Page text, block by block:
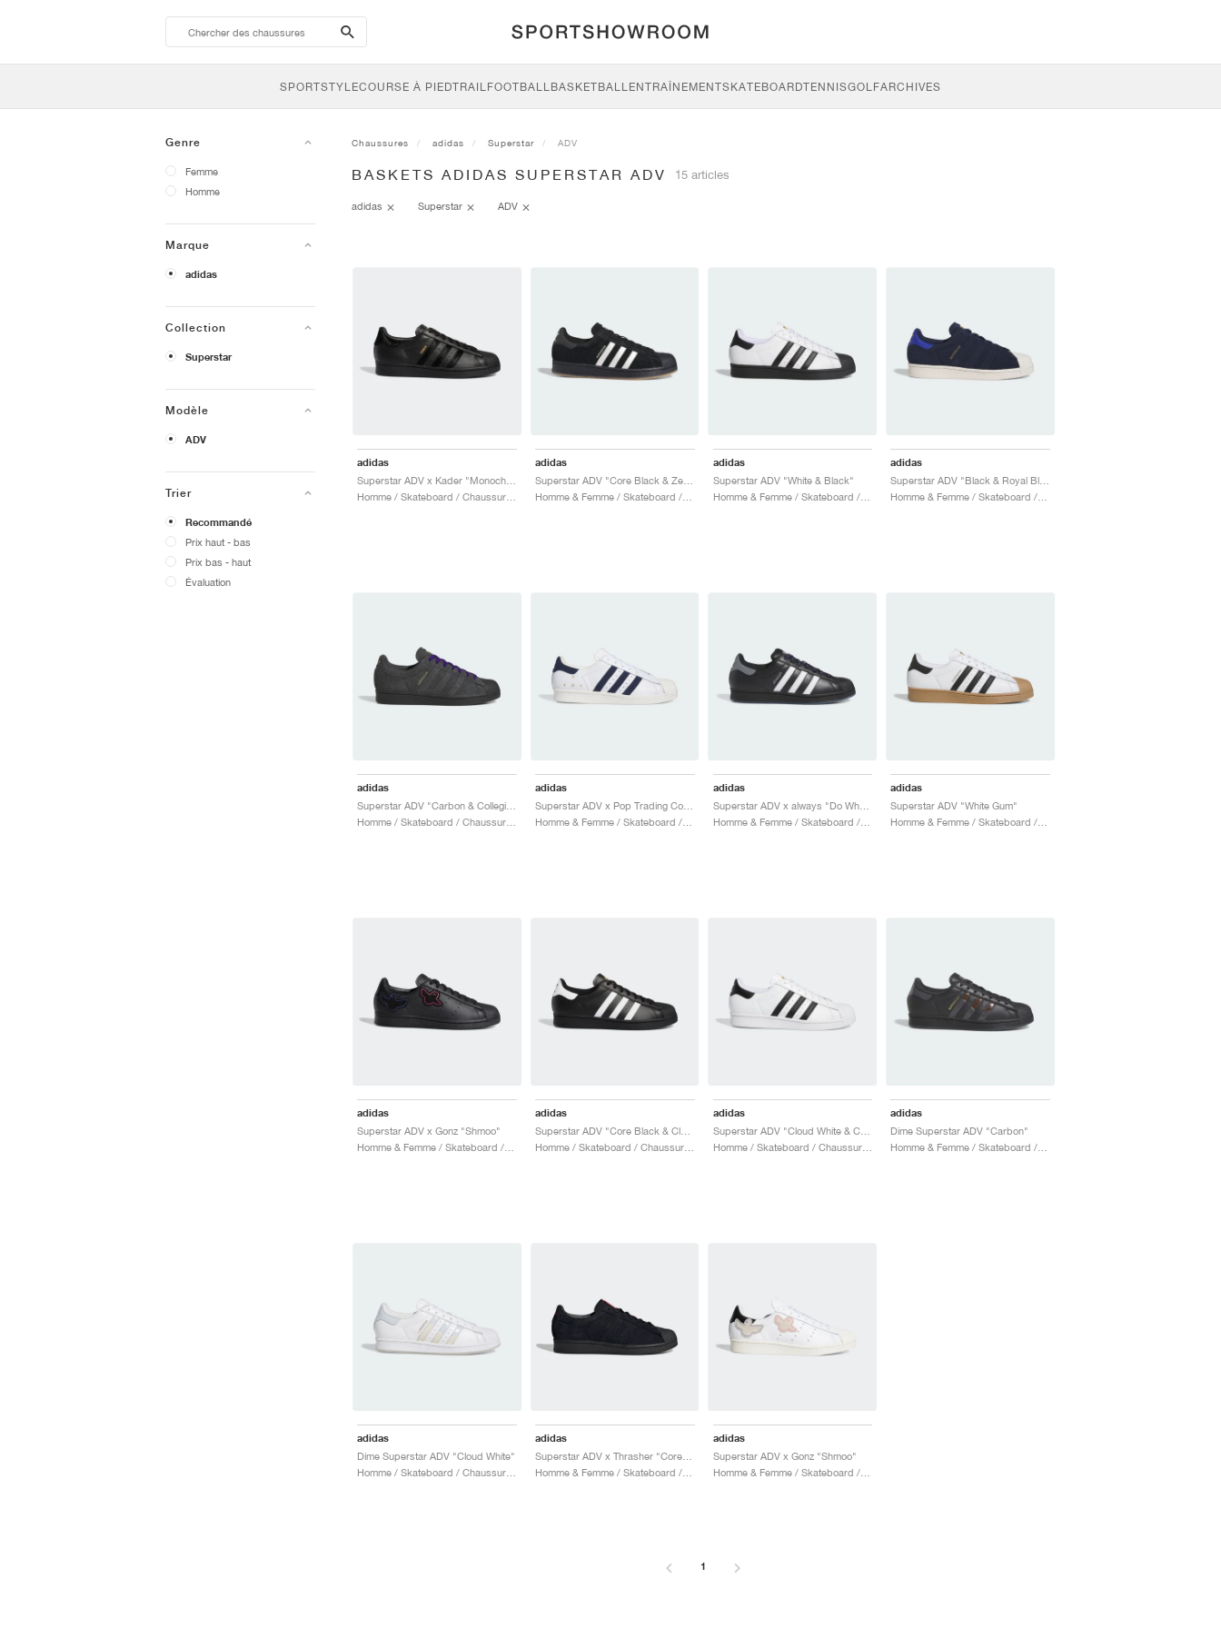
search-
btn
SPORTSTYLECOURSE À PIEDTRAILFOOTBALLBASKETBALLENTRAÎNEMENTSKATEBOARDTENNISGOLFARCHIVES
Genre
Femme
Homme
Marque
adidas
Collection
Superstar
Modèle
ADV
Trier
Recommandé
Prix ​​haut - bas
Prix ​​bas - haut
Évaluation
Chaussures adidas Superstar ADV
BASKETS ADIDAS SUPERSTAR ADV 15 articles
adidas Superstar ADV
adidas adidas
Superstar ADV "Core Black & Zero Metalic"
Homme & Femme / Skateboard / Chaussures
adidas
Superstar ADV "White & Black"
Homme & Femme / Skateboard / Chaussures
adidas
adidas adidas
Superstar ADV x Pop Trading Co "Cloud White & Collegiate Navy"
Homme & Femme / Skateboard / Chaussures
adidas
Superstar ADV x always "Do What You Should Do"
Homme & Femme / Skateboard / Chaussures
adidas
Superstar ADV "White Gum"
adidas
Superstar ADV x Gonz "Shmoo"
adidas
Superstar ADV "Core Black & Cloud White"
Homme / Skateboard / Chaussures
adidas
Superstar ADV "Cloud White & Core Black"
Homme / Skateboard / Chaussures
adidas
Dime Superstar ADV "Carbon"
adidas
Dime Superstar ADV "Cloud White"
adidas
Superstar ADV x Thrasher "Core Black & Scarlet"
Homme & Femme / Skateboard / Chaussures
adidas
Superstar ADV x Gonz "Shmoo"
Homme & Femme / Skateboard / Chaussures
1